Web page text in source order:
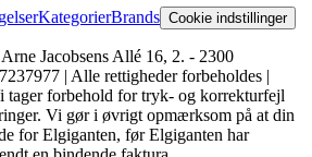
KategorierBrands Cookie indstillinger
Jacobsens Allé 16, 2. - 2300
| Alle rettigheder forbeholdes |
tager forbehold for tryk- og korrekturfejl
Vi gør i øvrigt opmærksom på at din
for Elgiganten, før Elgiganten har